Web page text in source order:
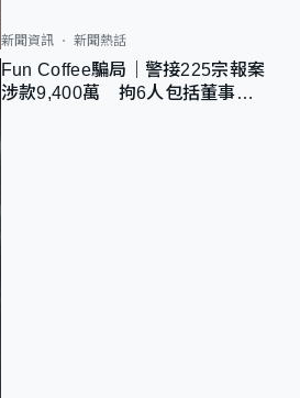
新聞資訊 新聞熱話
Fun Coffee騙局｜警接225宗報案
涉款9,400萬 拘6人包括董事股